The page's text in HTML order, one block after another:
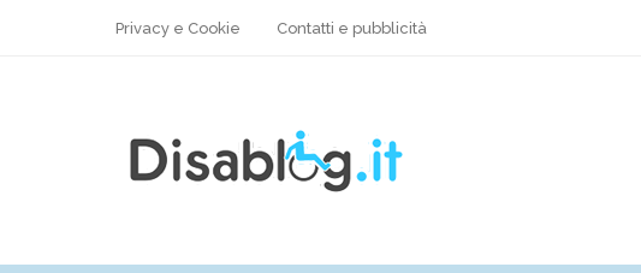
Privacy e Cookie Contatti e pubblicità